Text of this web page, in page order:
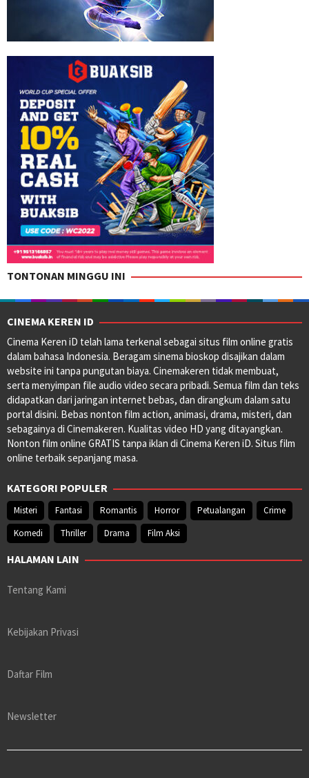
TONTONAN MINGGU INI
CINEMA KEREN ID
Cinema Keren iD telah lama terkenal sebagai situs film online gratis
dalam bahasa Indonesia. Beragam sinema bioskop disajikan dalam
website ini tanpa pungutan biaya. Cinemakeren tidak membuat,
serta menyimpan file audio video secara pribadi. Semua film dan teks
didapatkan dari jaringan internet bebas, dan dirangkum dalam satu
portal disini. Bebas nonton film action, animasi, drama, misteri, dan
sebagainya di Cinemakeren. Kualitas video HD yang ditayangkan.
Nonton film online GRATIS tanpa iklan di Cinema Keren iD. Situs film
online terbaik sepanjang masa.
KATEGORI POPULER
Misteri Fantasi Romantis Horror Petualangan
Crime
Komedi
Thriller Drama Film Aksi
HALAMAN LAIN
Tentang Kami
Kebijakan Privasi
Daftar Film
Newsletter